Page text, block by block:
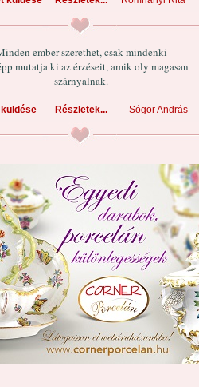
ember szerethet, csak mindenki
mutatja ki az érzéseit, amik oly magasan
szárnyalnak.
küldése Részletek... Sógor András